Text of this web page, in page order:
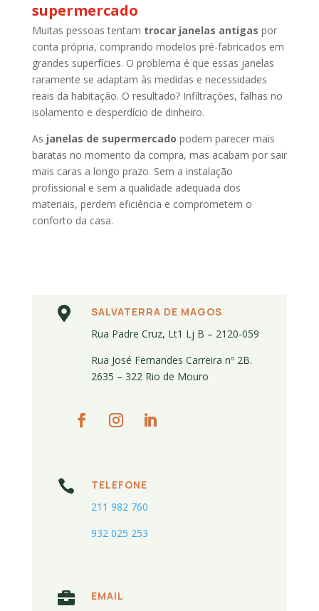
supermercado
Muitas pessoas tentam trocar janelas antigas por
conta própria, comprando modelos pré-fabricados em
grandes superfícies. O problema é que essas janelas
raramente se adaptam às medidas e necessidades
reais da habitação. O resultado? Infiltrações, falhas no
isolamento e desperdício de dinheiro.
As janelas de supermercado podem parecer mais
baratas no momento da compra, mas acabam por sair
mais caras a longo prazo. Sem a instalação
profissional e sem a qualidade adequada dos
materiais, perdem eficiência e comprometem o
conforto da casa.

SALVATERRA DE MAGOS
Rua Padre Cruz, Lt1 Lj B – 2120-059
Rua José Fernandes Carreira nº 2B.
2635 – 322 Rio de Mouro

TELEFONE
211 982 760
932 025 253
 EMAIL